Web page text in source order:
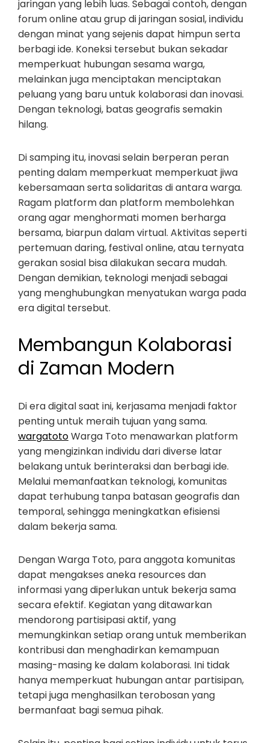
jaringan yang lebih luas. Sebagai contoh, dengan
forum online atau grup di jaringan sosial, individu
dengan minat yang sejenis dapat himpun serta
berbagi ide. Koneksi tersebut bukan sekadar
memperkuat hubungan sesama warga,
melainkan juga menciptakan menciptakan
peluang yang baru untuk kolaborasi dan inovasi.
Dengan teknologi, batas geografis semakin
hilang.
Di samping itu, inovasi selain berperan peran
penting dalam memperkuat memperkuat jiwa
kebersamaan serta solidaritas di antara warga.
Ragam platform dan platform membolehkan
orang agar menghormati momen berharga
bersama, biarpun dalam virtual. Aktivitas seperti
pertemuan daring, festival online, atau ternyata
gerakan sosial bisa dilakukan secara mudah.
Dengan demikian, teknologi menjadi sebagai
yang menghubungkan menyatukan warga pada
era digital tersebut.
Membangun Kolaborasi
di Zaman Modern
Di era digital saat ini, kerjasama menjadi faktor
penting untuk meraih tujuan yang sama.
wargatotoWarga Toto menawarkan platform
yang mengizinkan individu dari diverse latar
belakang untuk berinteraksi dan berbagi ide.
Melalui memanfaatkan teknologi, komunitas
dapat terhubung tanpa batasan geografis dan
temporal, sehingga meningkatkan efisiensi
dalam bekerja sama.
Dengan Warga Toto, para anggota komunitas
dapat mengakses aneka resources dan
informasi yang diperlukan untuk bekerja sama
secara efektif. Kegiatan yang ditawarkan
mendorong partisipasi aktif, yang
memungkinkan setiap orang untuk memberikan
kontribusi dan menghadirkan kemampuan
masing-masing ke dalam kolaborasi. Ini tidak
hanya memperkuat hubungan antar partisipan,
tetapi juga menghasilkan terobosan yang
bermanfaat bagi semua pihak.